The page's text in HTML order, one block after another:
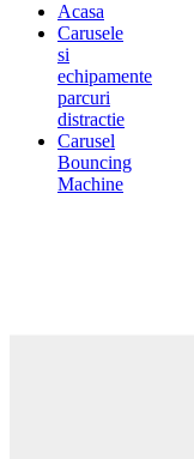
Acasa
Carusele
si
echipamente
parcuri
distractie
Carusel
Bouncing
Machine